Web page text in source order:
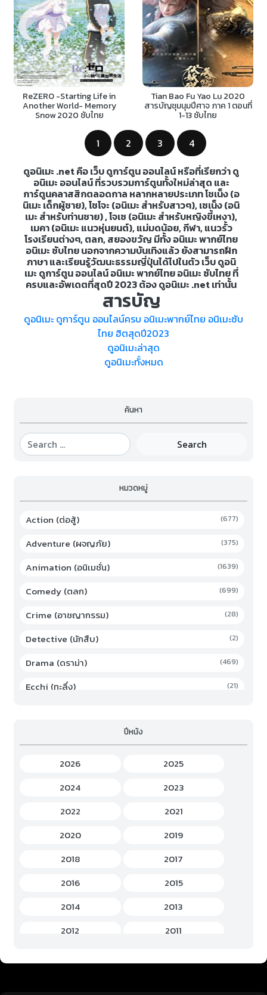
ReZERO -Starting Life in
Another World- Memory
Snow 2020 ซับไทย
Tian Bao Fu Yao Lu 2020
สารบัญชุมนุมปีศาจ ภาค 1 ตอนที่
1-13 ซับไทย
1 2 3
4
ดูอนิเมะ .net คือ เว็บ ดูการ์ตูน ออนไลน์ หรือที่เรียกว่า ดู
อนิเมะ ออนไลน์ ที่รวบรวมการ์ตูนทั้งใหม่ล่าสุด และ
การ์ตูนคลาสสิกตลอดกาล หลากหลายประเภท โชเน็ง (อ
นิเมะ เด็กผู้ชาย), โชโจะ (อนิเมะ สำหรับสาวๆ), เซเน็ง (อนิ
เมะ สำหรับท่านชาย) , โจเซ (อนิเมะ สำหรับหญิงขี้เหงา),
เมคา (อนิเมะ แนวหุ่นยนต์), แม่มดน้อย, กีฬา, แนวรั้ว
โรงเรียนต่างๆ, ตลก, สยองขวัญ มีทั้ง อนิเมะ พากย์ไทย
อนิเมะ ซับไทย นอกจากความบันเทิงแล้ว ยังสามารถฝึก
ภาษา และเรียนรู้วัฒนะธรรมญี่ปุ่นได้ไปในตัว เว็บ ดูอนิ
เมะ ดูการ์ตูน ออนไลน์ อนิเมะ พากย์ไทย อนิเมะ ซับไทย ที่
ครบและอัพเดตที่สุดปี 2023 ต้อง ดูอนิเมะ .net เท่านั้น
สารบัญ
ดูอนิเมะ ดูการ์ตูน ออนไลน์ครบ อนิเมะพากย์ไทย อนิเมะซับ
ไทย ฮิตสุดปี2023
ดูอนิเมะล่าสุด
ดูอนิเมะทั้งหมด
ค้นหา
Search
หมวดหมู่
Action (ต่อสู้) (677)
Adventure (ผจญภัย) (375)
Animation (อนิเมชั่น) (1639)
Comedy (ตลก) (699)
Crime (อาชญากรรม) (28)
Detective (นักสืบ) (2)
Drama (ดราม่า) (469)
Ecchi (ทะลึ่ง) (21)
Game (เกม)
Gourmet (อาหาร)
Hentai (เฮ็นไต)
History (ประวัติศาสตร์)
Horror (สยองขวัญ)
Idols Female (ไอดอล หญิง)
Idols Male (ไอดอล ชาย)
Music (เพลง)
ปีหนัง
2026
2025
2024
2023
2022
2021
2020
2019
2018
2017
2016
2015
2014
2013
2012
2011